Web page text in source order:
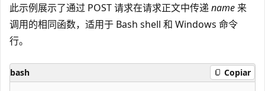
此示例展示了通过 POST 请求在请求正文中传递name 来
调用的相同函数，适用于 Bash shell 和 Windows 命令
行。
bash Copiar